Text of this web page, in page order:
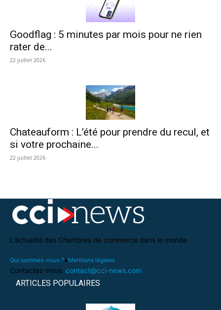
Goodflag : 5 minutes par mois pour ne rien
rater de...
22 juillet 2026
Chateauform : L’été pour prendre du recul, et
si votre prochaine...
22 juillet 2026
L'actualité des Chambres de commerce dans le monde.
Qui sommes-nous ?• Mentions légales
Contactez-nous: contact@cci-news.com
ARTICLES POPULAIRES